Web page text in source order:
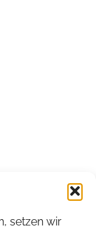
setzen wir